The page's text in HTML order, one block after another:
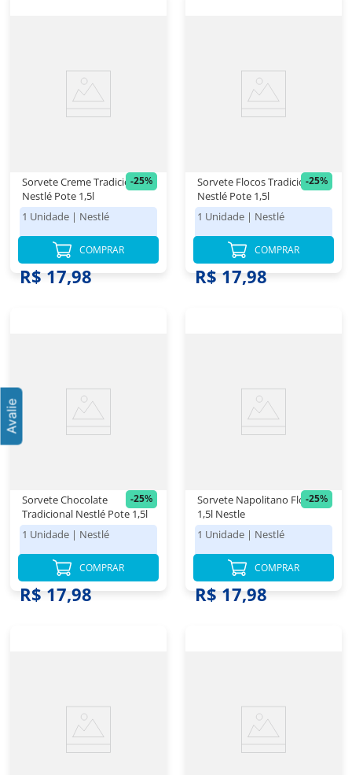
-25%
Sorvete Creme Tradicional
Nestlé Pote 1,5l
1 Unidade | Nestlé
R$ 23,98
R$ 17,98
COMPRAR
-25%
Sorvete Flocos Tradicional
Nestlé Pote 1,5l
1 Unidade | Nestlé
R$ 23,98
R$ 17,98
COMPRAR
-25%
Sorvete Chocolate
Tradicional Nestlé Pote 1,5l
1 Unidade | Nestlé
R$ 23,98
R$ 17,98
COMPRAR
-25%
Sorvete Napolitano Flocos
1,5l Nestle
1 Unidade | Nestlé
R$ 23,98
R$ 17,98
COMPRAR